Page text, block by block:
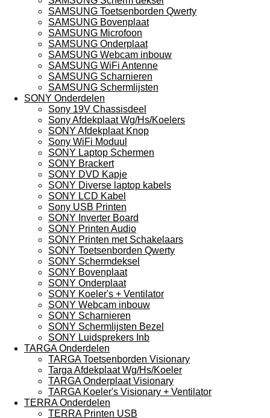
SAMSUNG Toetsenborden Qwerty
SAMSUNG Bovenplaat
SAMSUNG Microfoon
SAMSUNG Onderplaat
SAMSUNG Webcam inbouw
SAMSUNG WiFi Antenne
SAMSUNG Scharnieren
SAMSUNG Schermlijsten
SONY Onderdelen
Sony 19V Chassisdeel
Sony Afdekplaat Wg/Hs/Koelers
SONY Afdekplaat Knop
Sony WiFi Moduul
SONY Laptop Schermen
SONY Brackert
SONY DVD Kapje
SONY Diverse laptop kabels
SONY LCD Kabel
Sony USB Printen
SONY Inverter Board
SONY Printen Audio
SONY Printen met Schakelaars
SONY Toetsenborden Qwerty
SONY Schermdeksel
SONY Bovenplaat
SONY Onderplaat
SONY Koeler's + Ventilator
SONY Webcam inbouw
SONY Scharnieren
SONY Schermlijsten Bezel
SONY Luidsprekers Inb
TARGA Onderdelen
TARGA Toetsenborden Visionary
Targa Afdekplaat Wg/Hs/Koeler
TARGA Onderplaat Visionary
TARGA Koeler's Visionary + Ventilator
TERRA Onderdelen
TERRA Printen USB